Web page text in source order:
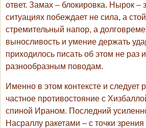
ответ. Замах – блокировка. Нырок –
ситуациях побеждает не сила, а
стремительный напор, а
выносливость и умение держать
приходилось писать об этом не раз
разнообразным поводам.
Именно в этом контексте и следует
частное противостояние с
спиной Ираном. Последний
Насраллу ракетами – с точки зрения